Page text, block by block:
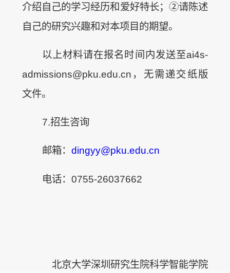
介绍自己的学习经历和爱好特长；②请陈述
自己的研究兴趣和对本项目的期望。
以上材料请在报名时间内发送至ai4s-
admissions@pku.edu.cn，无需递交纸版
文件。
7.招生咨询
邮箱：dingyy@pku.edu.cn
电话：0755-26037662
北京大学深圳研究生院科学智能学院